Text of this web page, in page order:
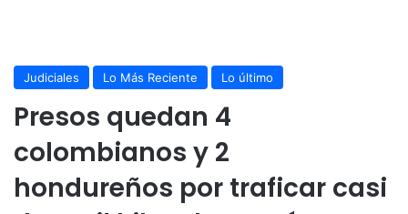
Judiciales Lo Más Reciente Lo último
Presos quedan 4
colombianos y 2
hondureños por traficar casi